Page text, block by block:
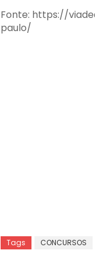
Fonte: https://
paulo/
Tags CONCURSOS